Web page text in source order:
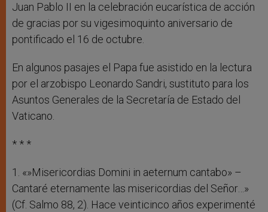
Juan Pablo II en la celebración eucarística de acción
de gracias por su vigesimoquinto aniversario de
pontificado el 16 de octubre.
En algunos pasajes el Papa fue asistido en la lectura
por el arzobispo Leonardo Sandri, sustituto para los
Asuntos Generales de la Secretaría de Estado del
Vaticano.
* * *
1. «»Misericordias Domini in aeternum cantabo» –
Cantaré eternamente las misericordias del Señor…»
(Cf. Salmo 88, 2). Hace veinticinco años experimenté